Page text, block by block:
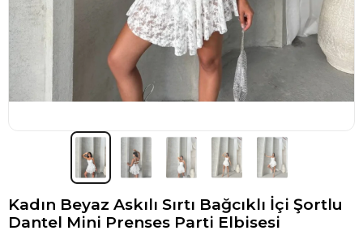
Kadın Beyaz Askılı Sırtı Bağcıklı İçi Şortlu
Dantel Mini Prenses Parti Elbisesi
Şu anda çok talep görüyor!